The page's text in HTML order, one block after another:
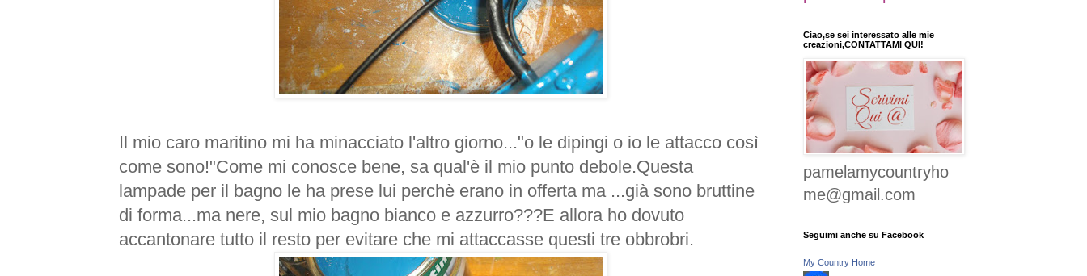
Il mio caro maritino mi ha minacciato l'altro giorno..."o le dipingi o io le attacco così
come sono!"Come mi conosce bene, sa qual'è il mio punto debole.Questa
lampade per il bagno le ha prese lui perchè erano in offerta ma ...già sono bruttine
di forma...ma nere, sul mio bagno bianco e azzurro???E allora ho dovuto
accantonare tutto il resto per evitare che mi attaccasse questi tre obbrobri.
Ciao,se sei interessato alle mie
creazioni,CONTATTAMI QUI!
pamelamycountryho
me@gmail.com
Seguimi anche su Facebook
My Country Home